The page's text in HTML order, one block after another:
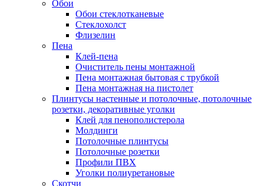
Обои
Обои стеклотканевые
Стеклохолст
Флизелин
Пена
Клей-пена
Очиститель пены монтажной
Пена монтажная бытовая с трубкой
Пена монтажная на пистолет
Плинтусы настенные и потолочные, потолочные
розетки, декоративные уголки
Клей для пенополистерола
Молдинги
Потолочные плинтусы
Потолочные розетки
Профили ПВХ
Уголки полиуретановые
Скотчи